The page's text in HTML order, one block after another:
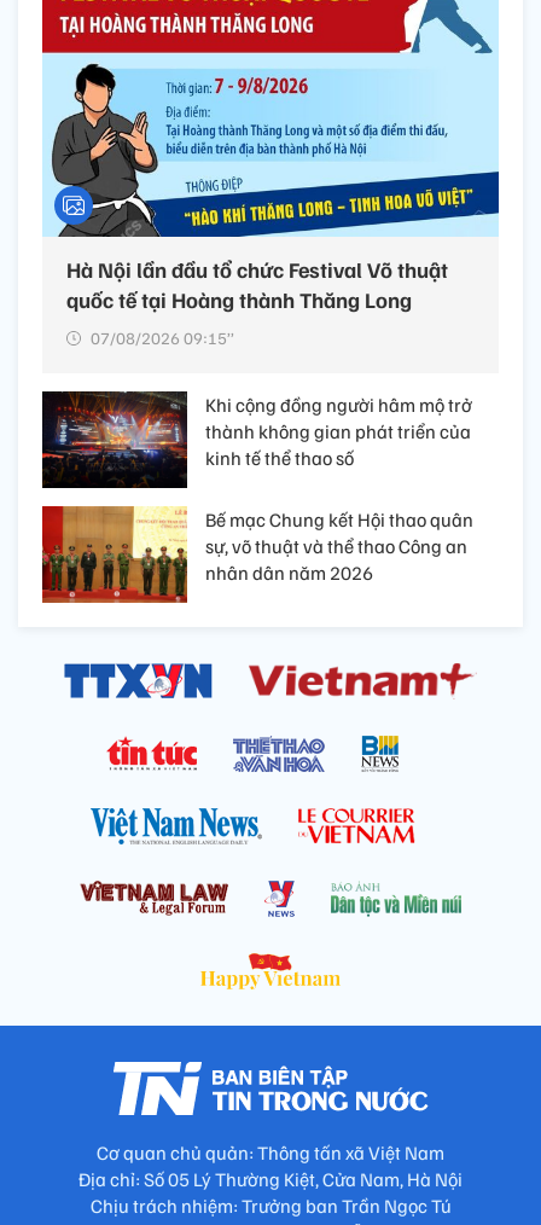
Hà Nội lần đầu tổ chức Festival Võ thuật
quốc tế tại Hoàng thành Thăng Long
07/08/2026 09:15’’
Khi cộng đồng người hâm mộ trở
thành không gian phát triển của
kinh tế thể thao số
Bế mạc Chung kết Hội thao quân
sự, võ thuật và thể thao Công an
nhân dân năm 2026
Cơ quan chủ quản: Thông tấn xã Việt Nam
Địa chỉ: Số 05 Lý Thường Kiệt, Cửa Nam, Hà Nội
Chịu trách nhiệm: Trưởng ban Trần Ngọc Tú